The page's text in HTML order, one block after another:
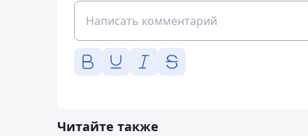
Читайте также